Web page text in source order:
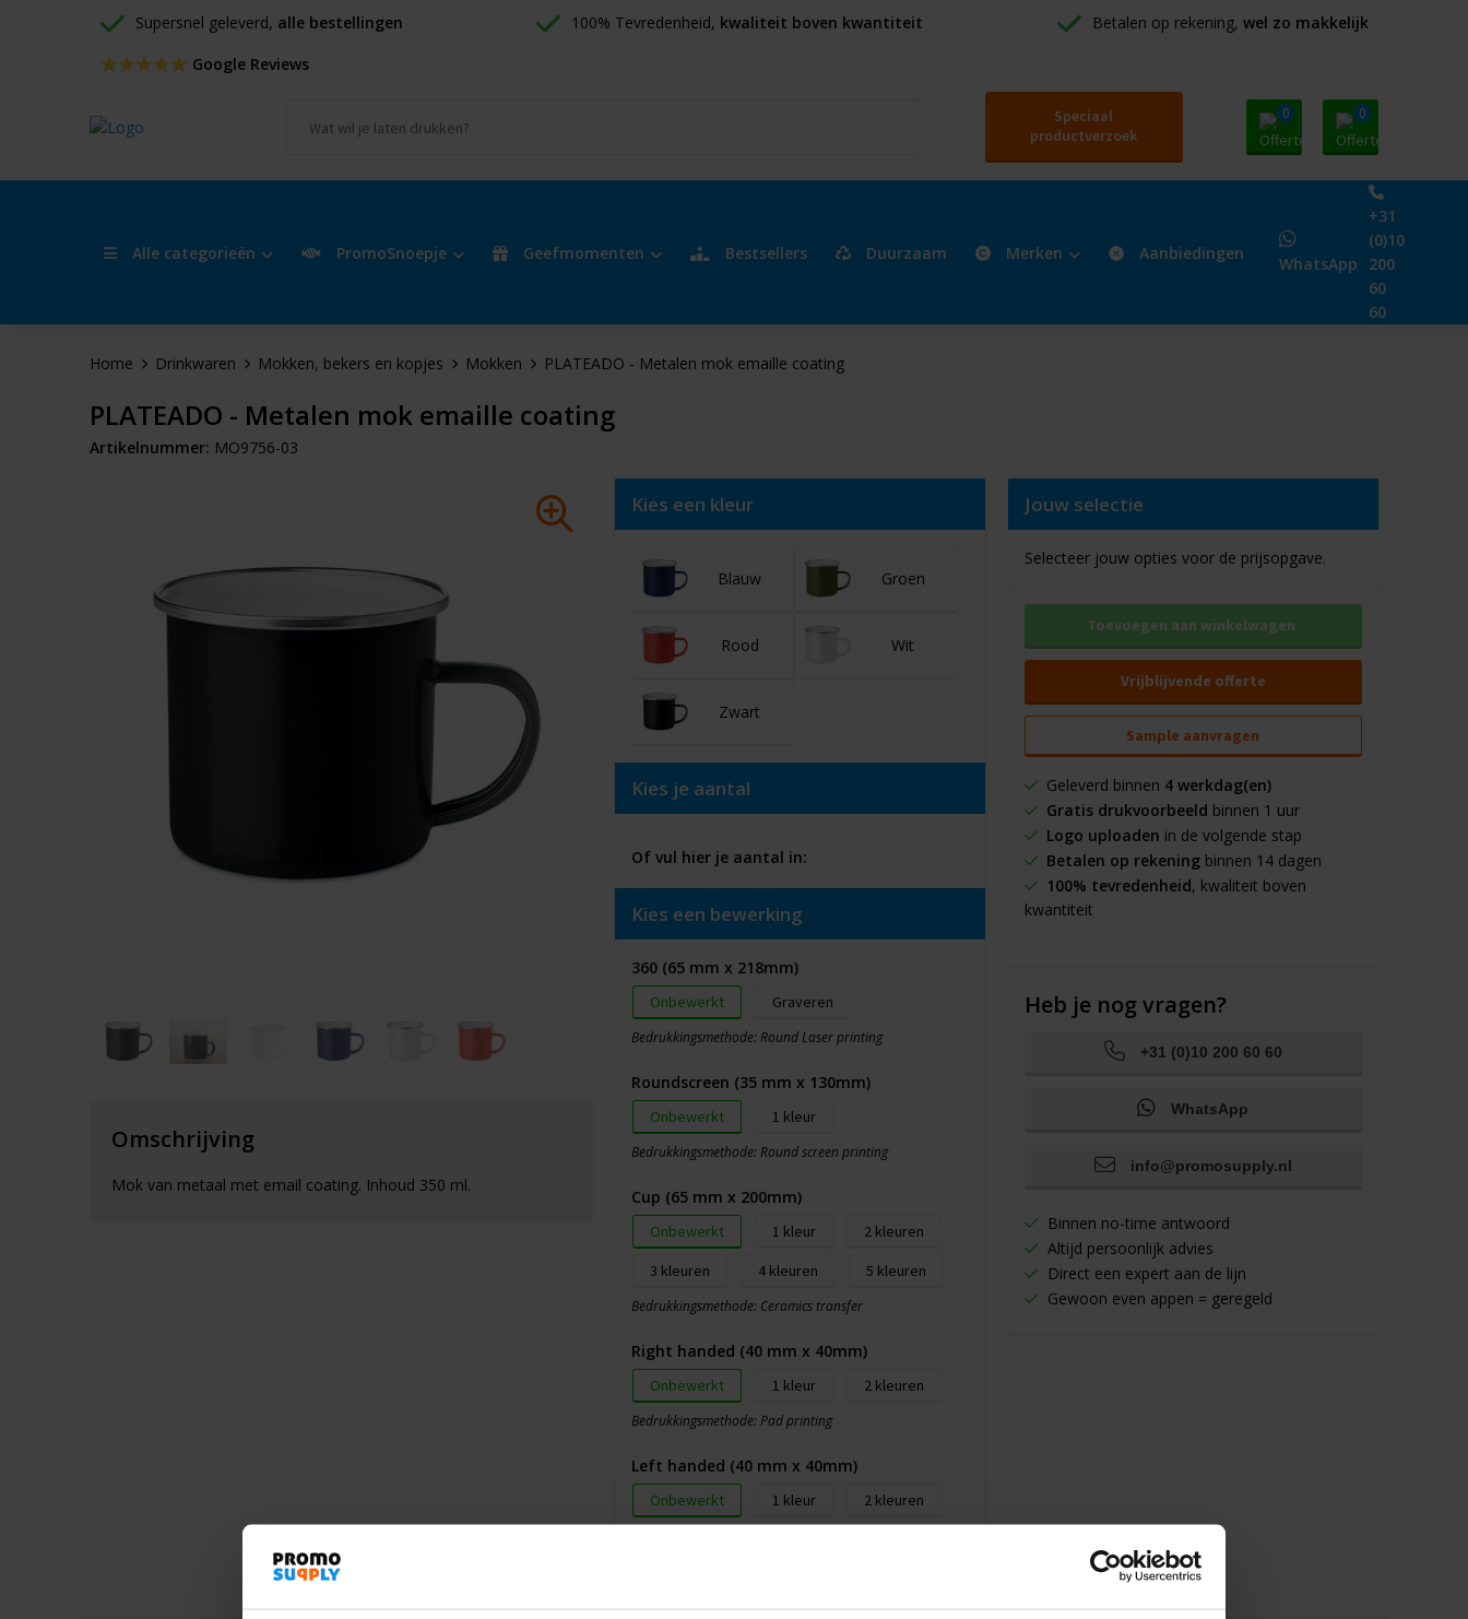
Supersnel geleverd, alle bestellingen 100% Tevredenheid, kwaliteit boven kwantiteit Betalen op rekening, wel zo makkelijk
Google Reviews
Speciaal
productverzoek
0 0
Alle categorieën PromoSnoepje Geefmomenten Bestsellers Duurzaam Merken Aanbiedingen
WhatsApp
+31
(0)10
200
60
60
Home Drinkwaren Mokken, bekers en kopjes Mokken PLATEADO - Metalen mok emaille coating
PLATEADO - Metalen mok emaille coating
Artikelnummer: MO9756-03
Omschrijving
Mok van metaal met email coating. Inhoud 350 ml.
Kies een kleur
Blauw Groen
Rood Wit
Zwart
Kies je aantal
Of vul hier je aantal in:
Kies een bewerking
360 (65 mm x 218mm)
Onbewerkt Graveren
Bedrukkingsmethode: Round Laser printing
Roundscreen (35 mm x 130mm)
Onbewerkt 1
Bedrukkingsmethode: Round screen printing
Cup (65 mm x 200mm)
Onbewerkt 1
2
3
4 5
Bedrukkingsmethode: Ceramics transfer
Right handed (40 mm x 40mm)
Onbewerkt 1 2
Bedrukkingsmethode: Pad printing
Left handed (40 mm x 40mm)
Onbewerkt 1 2
Jouw selectie
Selecteer jouw opties voor de prijsopgave.
Toevoegen aan winkelwagen
Vrijblijvende offerte
Sample aanvragen
Geleverd binnen 4 werkdag(en)
Gratis drukvoorbeeld binnen 1 uur
Logo uploaden in de volgende stap
Betalen op rekeningbinnen 14 dagen
100% tevredenheid, kwaliteit boven
kwantiteit
Heb je nog vragen?
+31 (0)10 200 60 60
WhatsApp
info@promosupply.nl
Binnen no-time antwoord
Altijd persoonlijk advies
Direct een expert aan de lijn
Gewoon even appen = geregeld